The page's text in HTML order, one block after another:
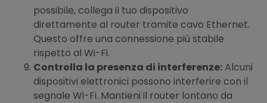
possibile, collega il tuo dispositivo
direttamente al router tramite cavo Ethernet.
Questo offre una connessione più stabile
rispetto al Wi-Fi.
Controlla la presenza di interferenze:Alcuni
dispositivi elettronici possono interferire con il
segnale Wi-Fi. Mantieni il router lontano da